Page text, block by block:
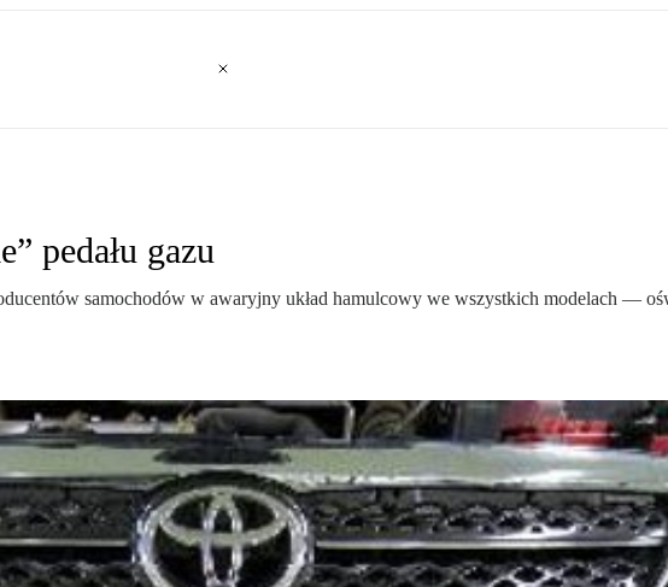
pedału gazu
samochodów w awaryjny układ hamulcowy we wszystkich modelach —